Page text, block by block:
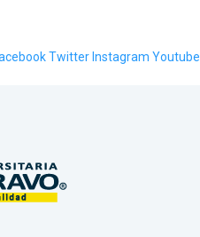
Twitter Instagram Youtube